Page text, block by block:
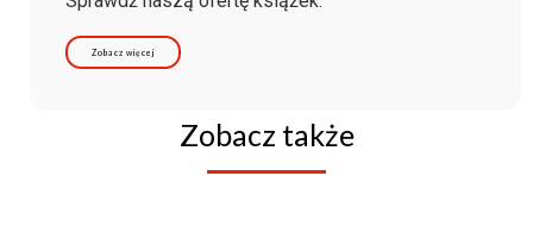
Zobacz więcej
Zobacz także